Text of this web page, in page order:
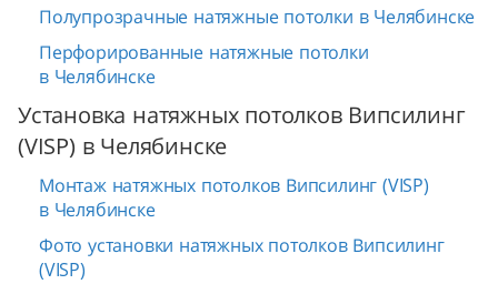
Полупрозрачные натяжные потолки в Челябинске
Перфорированные натяжные потолки
в Челябинске
Установка натяжных потолков Випсилинг
(VISP) в Челябинске
Монтаж натяжных потолков Випсилинг (VISP)
в Челябинске
Фото установки натяжных потолков Випсилинг
(VISP)